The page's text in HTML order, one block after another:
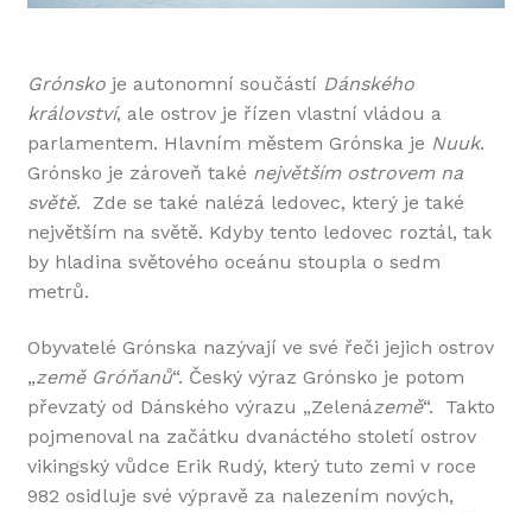
Grónskoje autonomní součástí Dánského
království, ale ostrov je řízen vlastní vládou a
parlamentem. Hlavním městem Grónska je Nuuk.
Grónsko je zároveň také největším ostrovem na
světě. Zde se také nalézá ledovec, který je také
největším na světě. Kdyby tento ledovec roztál, tak
by hladina světového oceánu stoupla o sedm
metrů.
Obyvatelé Grónska nazývají ve své řeči jejich ostrov
„země Gróňanů“. Český výraz Grónsko je potom
převzatý od Dánského výrazu „Zelenázemě“. Takto
pojmenoval na začátku dvanáctého století ostrov
vikingský vůdce Erik Rudý, který tuto zemi v roce
982 osidluje své výpravě za nalezením nových,